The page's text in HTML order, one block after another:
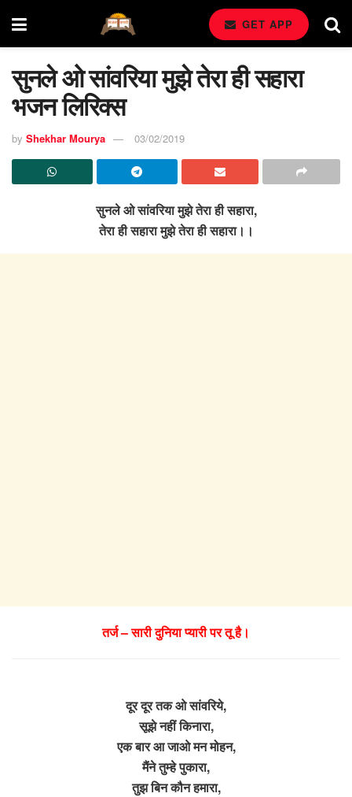
GET APP
सुनले ओ सांवरिया मुझे तेरा ही सहारा
भजन लिरिक्स
by Shekhar Mourya 03/02/2019
सुनले ओ सांवरिया मुझे तेरा ही सहारा,
तेरा ही सहारा मुझे तेरा ही सहारा।।
तर्ज – सारी दुनिया प्यारी पर तू है।
दूर दूर तक ओ सांवरिये,
सूझे नहीं किनारा,
एक बार आ जाओ मन मोहन,
मैंने तुम्हे पुकारा,
तुझ बिन कौन हमारा,